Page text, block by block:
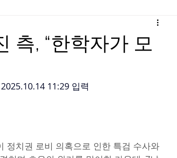
측, “한학자가 모
2025.10.14 11:29 입력
정치권 로비 의혹으로 인한 특검 수사와